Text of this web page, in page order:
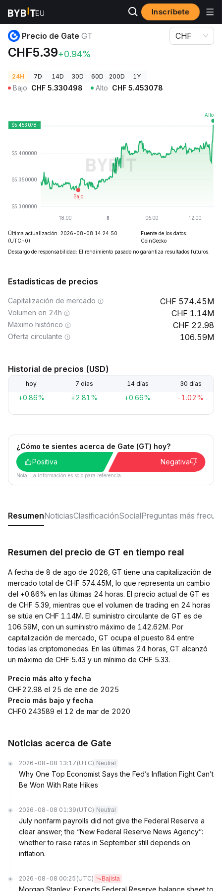
Inscríbete
Precios de Criptomonedas Precio de Gate GT
Precio de Gate GT
CHF5.39+0.94%
CHF
24H 7D 14D 30D 60D 200D 1Y
Bajo CHF 5.330498 Alto CHF 5.453078
Última actualización: 2026-08-08 14:24:50
(UTC+0)
Fuente de los datos:
CoinGecko
Descargo de responsabilidad: El rendimiento pasado no garantiza resultados futuros.
Estadísticas de precios
Capitalización de mercado 574.45M
Volumen en 24h 1.14M
Máximo histórico 22.98
Oferta circulante 106.59M
Historial de precios (USD)
hoy 7 días 14 días 30 días
+0.86% +2.81% +0.66% -1.02%
¿Cómo te sientes acerca de Gate (GT) hoy?
Positiva
Negativa
Nota: La información es solo para referencia.
ResumenNoticiasClasificaciónSocialPreguntas más
Resumen del precio de GT en tiempo real
A fecha de 8 de ago de 2026, GT tiene una capitalización de
mercado total de CHF 574.45M, lo que representa un cambio
del +0.86% en las últimas 24 horas. El precio actual de GT es
de CHF 5.39, mientras que el volumen de trading en 24 horas
se sitúa en CHF 1.14M. El suministro circulante de GT es de
106.59M, con un suministro máximo de 142.62M. Por
capitalización de mercado, GT ocupa el puesto 84 entre
todas las criptomonedas. En las últimas 24 horas, GT alcanzó
un máximo de CHF 5.43 y un mínimo de CHF 5.33.
Precio más alto y fecha
CHF22.98 el 25 de ene de 2025
Precio más bajo y fecha
CHF0.243589 el 12 de mar de 2020
Noticias acerca de Gate
2026-08-08 13:17 (UTC) Neutral
Why One Top Economist Says the Fed’s Inflation Fight Can’t
Be Won With Rate Hikes
2026-08-08 01:39 (UTC) Neutral
July nonfarm payrolls did not give the Federal Reserve a
clear answer; the “New Federal Reserve News Agency”:
whether to raise rates in September still depends on
inflation.
2026-08-08 00:25 (UTC) Bajista
Morgan Stanley: Expects Federal Reserve balance sheet to